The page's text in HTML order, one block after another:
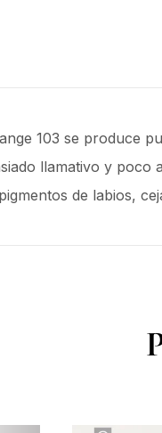
103 se produce
llamativo y
de labios,